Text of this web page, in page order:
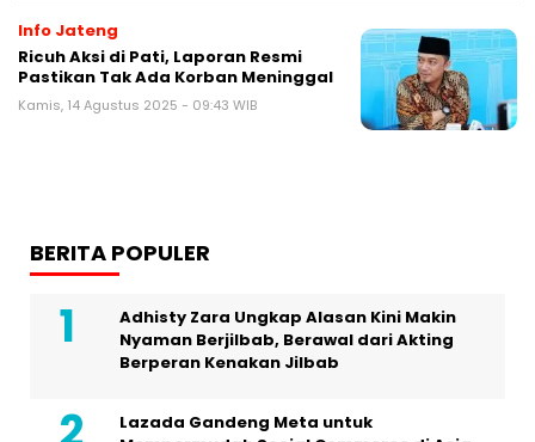
Info Jateng
Ricuh Aksi di Pati, Laporan Resmi
Pastikan Tak Ada Korban Meninggal
Kamis, 14 Agustus 2025 - 09:43 WIB
BERITA POPULER
Adhisty Zara Ungkap Alasan Kini Makin
Nyaman Berjilbab, Berawal dari Akting
Berperan Kenakan Jilbab
Lazada Gandeng Meta untuk